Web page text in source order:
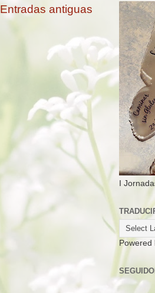
Entradas antiguas
I
Powered